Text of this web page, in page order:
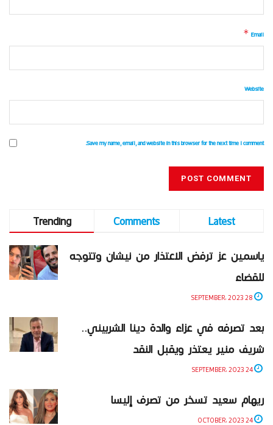
Email
*
Website
Save my name, email, and website in this browser for the next time I comment.
Trending Comments
Latest
ياسمين عز ترفض الاعتذار من نيشان وتتوجه
للقضاء
بعد تصرفه في عزاء والدة دينا الشربيني..
شريف منير يعتذر ويقبل النقد
ريهام سعيد تسخر من تصرف إليسا